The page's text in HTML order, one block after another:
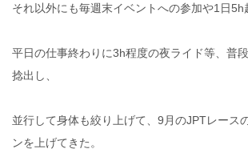
それ以外にも毎週末イベントへの参加や1日5h
平日の仕事終わりに3h程度の夜ライド等、普
捻出し、
並行して身体も絞り上げて、9月のJPTレース
ンを上げてきた。